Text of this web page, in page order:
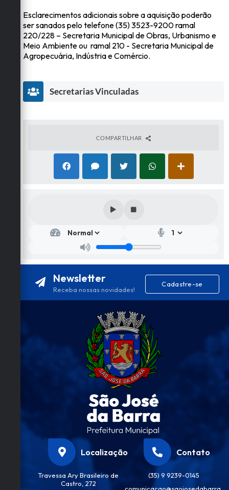
Esclarecimentos adicionais sobre a aquisição poderão
ser sanados pelo telefone (35) 3523-9200 ramal
220/228 – Secretaria Municipal de Obras, Urbanismo e
Meio Ambiente ou ramal 210 - Secretaria Municipal de
Agropecuária, Indústria e Comércio.
Secretarias Vinculadas
etar
Urb
anis
bien
COMPARTILHAR
Newsletter
Receba nossas novidades!
Cadastre-se
Localização
Travessa Ary Brasileiro de
Castro, 272
Contato
(35) 9 9239-0145